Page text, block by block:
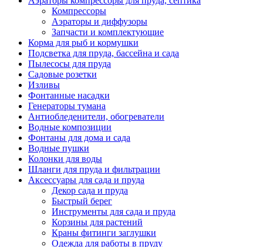
Компрессоры
Аэраторы и диффузоры
Запчасти и комплектующие
Корма для рыб и кормушки
Подсветка для пруда, бассейна и сада
Пылесосы для пруда
Садовые розетки
Изливы
Фонтанные насадки
Генераторы тумана
Антиобледенители, обогреватели
Водные композиции
Фонтаны для дома и сада
Водные пушки
Колонки для воды
Шланги для пруда и фильтрации
Аксессуары для сада и пруда
Декор сада и пруда
Быстрый берег
Инструменты для сада и пруда
Корзины для растений
Краны фитинги заглушки
Одежда для работы в пруду